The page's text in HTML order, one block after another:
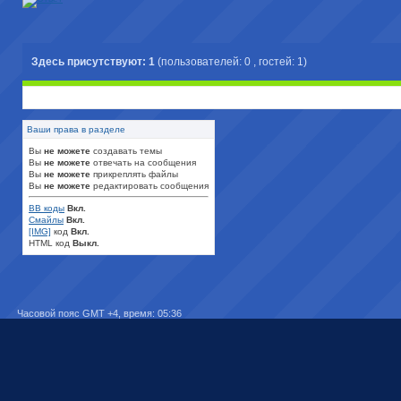
Здесь присутствуют: 1 (пользователей: 0 , гостей: 1)
Ваши права в разделе
Вы не можете создавать темы
Вы не можете отвечать на сообщения
Вы не можете прикреплять файлы
Вы не можете редактировать сообщения
BB коды Вкл.
Смайлы Вкл.
[IMG] код Вкл.
HTML код Выкл.
Часовой пояс GMT +4, время: 05:36